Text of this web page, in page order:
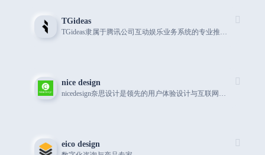
TGideas
TGideas隶属于腾讯公司互动娱乐业务系统的专业推广类设计团队
nice design
nicedesign奈思设计是领先的用户体验设计与互联网品牌建设公司
eico design